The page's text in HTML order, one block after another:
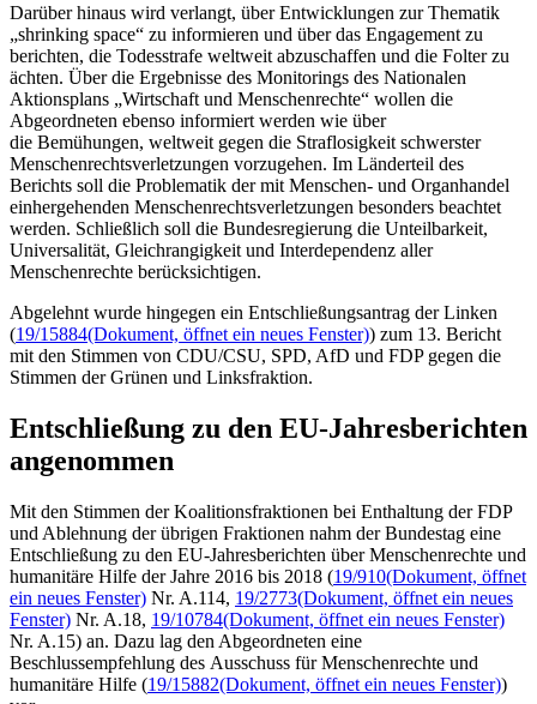
Darüber hinaus wird verlangt, über Entwicklungen zur Thematik
„shrinking space“ zu informieren und über das Engagement zu
berichten, die Todesstrafe weltweit abzuschaffen und die Folter zu
ächten. Über die Ergebnisse des Monitorings des Nationalen
Aktionsplans „Wirtschaft und Menschenrechte“ wollen die
Abgeordneten ebenso informiert werden wie über
die Bemühungen, weltweit gegen die Straflosigkeit schwerster
Menschenrechtsverletzungen vorzugehen. Im Länderteil des
Berichts soll die Problematik der mit Menschen- und Organhandel
einhergehenden Menschenrechtsverletzungen besonders beachtet
werden. Schließlich soll die Bundesregierung die Unteilbarkeit,
Universalität, Gleichrangigkeit und Interdependenz aller
Menschenrechte berücksichtigen.
Abgelehnt wurde hingegen ein Entschließungsantrag der Linken
(19/15884(Dokument, öffnet ein neues Fenster)) zum 13. Bericht
mit den Stimmen von CDU/CSU, SPD, AfD und FDP gegen die
Stimmen der Grünen und Linksfraktion.
Entschließung zu den EU-Jahresberichten
angenommen
Mit den Stimmen der Koalitionsfraktionen bei Enthaltung der FDP
und Ablehnung der übrigen Fraktionen nahm der Bundestag eine
Entschließung zu den EU-Jahresberichten über Menschenrechte und
humanitäre Hilfe der Jahre 2016 bis 2018 (19/910(Dokument, öffnet
ein neues Fenster) Nr. A.114, 19/2773(Dokument, öffnet ein neues
Fenster) Nr. A.18, 19/10784(Dokument, öffnet ein neues Fenster)
Nr. A.15) an. Dazu lag den Abgeordneten eine
Beschlussempfehlung des Ausschuss für Menschenrechte und
humanitäre Hilfe (19/15882(Dokument, öffnet ein neues Fenster))